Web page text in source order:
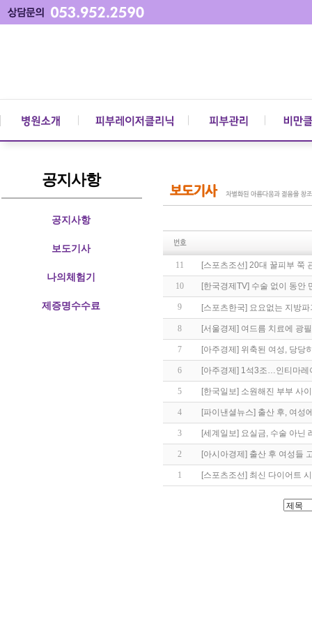
공지사항
공지사항
보도기사
나의체험기
제증명수수료
11 [스포츠조선] 20대 꿀피부 쭉
10 [한국경제TV] 수술 없이 동안
9 [스포츠한국] 요요없는 지방
8 [서울경제] 여드름 치료에 광
7 [아주경제] 위축된 여성, 당당
6 [아주경제] 1석3조…인티마
5 [한국일보] 소원해진 부부 사
4 [파이낸셜뉴스] 출산 후, 여성
3 [세계일보] 요실금, 수술 아닌
2 [아시아경제] 출산 후 여성들
1 [스포츠조선] 최신 다이어트